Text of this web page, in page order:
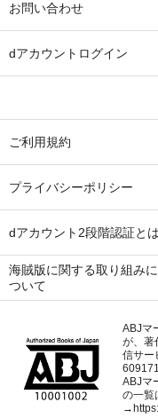
お問い合わせ
dアカウントログイン
ご利用規約
プライバシーポリシー
dアカウント2段階認証とは
海賊版に関する取り組みに
ついて
ABJマ
が、著
信サー
ABJマ
の一覧
→